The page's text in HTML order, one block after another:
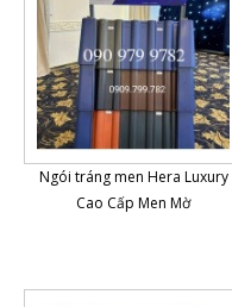
Ngói tráng men Hera Luxury
Cao Cấp Men Mờ